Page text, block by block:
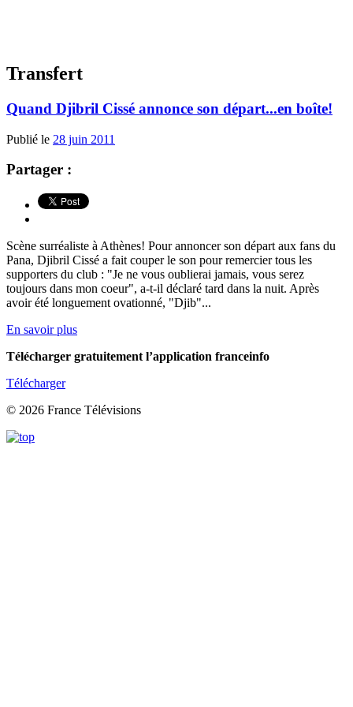
Transfert
Quand Djibril Cissé annonce son départ...en boîte!
Publié le 28 juin 2011
Partager :
Scène surréaliste à Athènes! Pour annoncer son départ aux fans du
Pana, Djibril Cissé a fait couper le son pour remercier tous les
supporters du club : "Je ne vous oublierai jamais, vous serez
toujours dans mon coeur", a-t-il déclaré tard dans la nuit. Après
avoir été longuement ovationné, "Djib"...
En savoir plus
Télécharger gratuitement l’application franceinfo
Télécharger
© 2026 France Télévisions